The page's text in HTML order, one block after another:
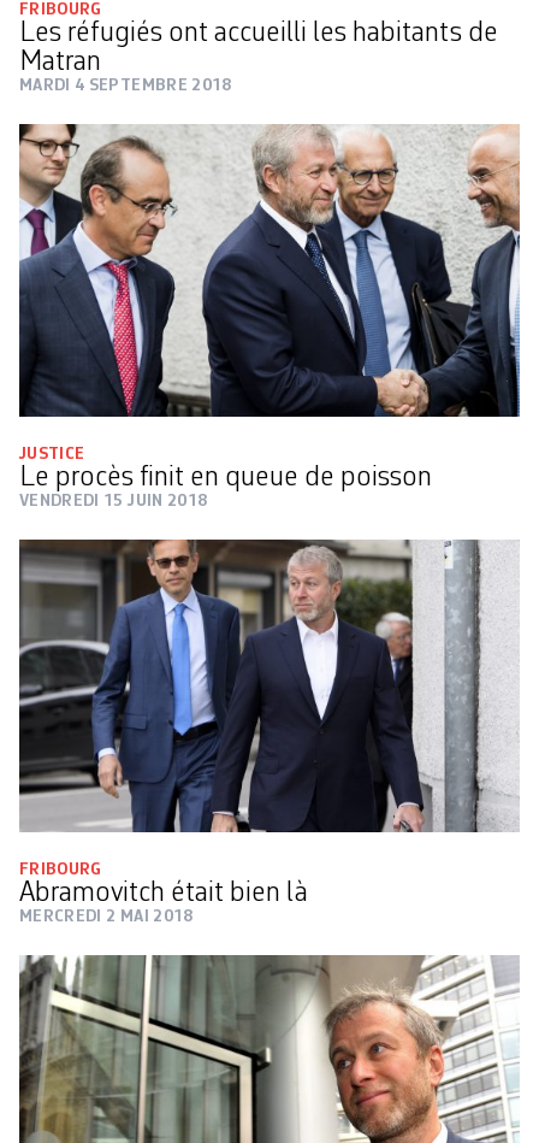
FRIBOURG
Les réfugiés ont accueilli les habitants de
Matran
MARDI 4 SEPTEMBRE 2018
JUSTICE
Le procès finit en queue de poisson
VENDREDI 15 JUIN 2018
FRIBOURG
Abramovitch était bien là
MERCREDI 2 MAI 2018